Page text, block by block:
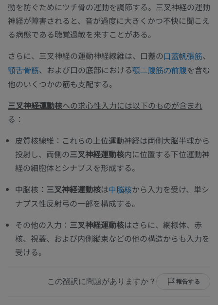
動を防ぐためにツチ骨の運動を調節する。三叉神経の運動
神経が障害されると、音が過度に大きくかつ不快に聞こえ
る病態である聴覚過敏を来すことがある。
さらに、三叉神経の運動神経線維は、口蓋の口蓋帆張筋、
顎舌骨筋、および口の底部における顎二腹筋の前腹を含む
他のいくつかの筋も支配する。
三叉神経運動核への求心性入力には以下のものが含まれ
る ：
皮質核線維：これらの上位運動神経は両側大脳半球から
投射し、両側の三叉神経運動核内に位置する下位運動神
経の細胞体とシナプスを形成する。
中脳核： 三叉神経運動核は中脳核から入力を受け、単シ
ナプス性反射弓の一部を構成する。
その他の入力： 三叉神経運動核はさらに、網様体、赤
核、視蓋、および内側縦束などの他の構造からも入力を
受ける。
この翻訳に問題がありますか？ 報告する